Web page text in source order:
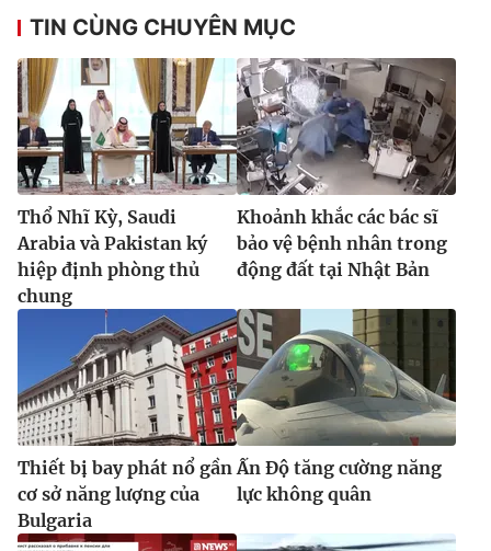
TIN CÙNG CHUYÊN MỤC
Thổ Nhĩ Kỳ, Saudi
Arabia và Pakistan ký
hiệp định phòng thủ
chung
Khoảnh khắc các bác sĩ
bảo vệ bệnh nhân trong
động đất tại Nhật Bản
Thiết bị bay phát nổ gần
cơ sở năng lượng của
Bulgaria
Ấn Độ tăng cường năng
lực không quân